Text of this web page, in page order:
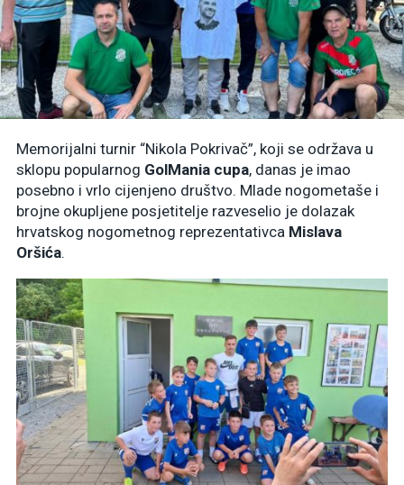
Memorijalni turnir “Nikola Pokrivač”, koji se održava u
sklopu popularnog GolMania cupa, danas je imao
posebno i vrlo cijenjeno društvo. Mlade nogometaše i
brojne okupljene posjetitelje razveselio je dolazak
hrvatskog nogometnog reprezentativca Mislava
Oršića.